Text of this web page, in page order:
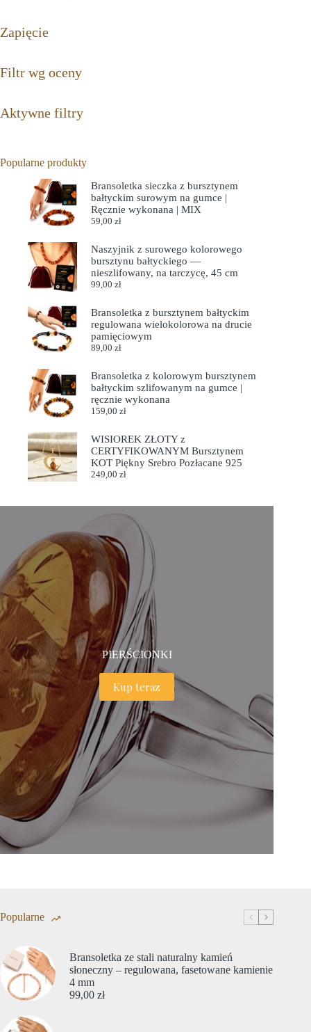
Zapięcie
Filtr wg oceny
Aktywne filtry
Popularne produkty
Bransoletka sieczka z bursztynem
bałtyckim surowym na gumce |
Ręcznie wykonana | MIX
59,00 zł
Naszyjnik z surowego kolorowego
bursztynu bałtyckiego —
nieszlifowany, na tarczycę, 45 cm
99,00 zł
Bransoletka z bursztynem bałtyckim
regulowana wielokolorowa na drucie
pamięciowym
89,00 zł
Bransoletka z kolorowym bursztynem
bałtyckim szlifowanym na gumce |
ręcznie wykonana
159,00 zł
WISIOREK ZŁOTY z
CERTYFIKOWANYM Bursztynem
KOT Piękny Srebro Pozłacane 925
249,00 zł
PIERŚCIONKI
Kup teraz
Popularne
Bransoletka ze stali naturalny kamień
słoneczny – regulowana, fasetowane kamienie
4 mm
99,00 zł